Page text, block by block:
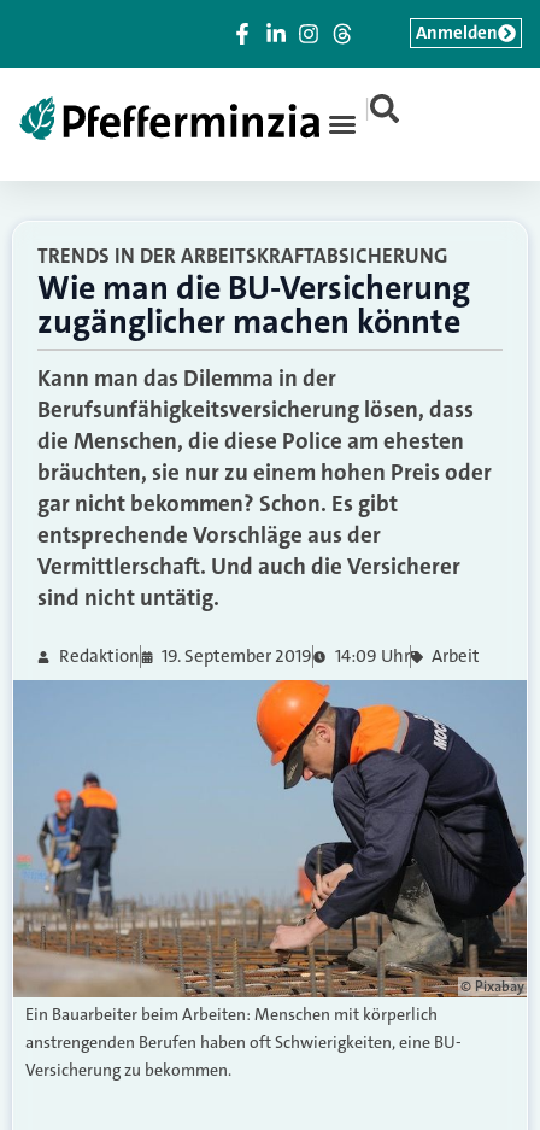
|
Anmelden
TRENDS IN DER ARBEITSKRAFTABSICHERUNG
Wie man die BU-Versicherung
zugänglicher machen könnte
Kann man das Dilemma in der
Berufsunfähigkeitsversicherung lösen, dass
die Menschen, die diese Police am ehesten
bräuchten, sie nur zu einem hohen Preis oder
gar nicht bekommen? Schon. Es gibt
entsprechende Vorschläge aus der
Vermittlerschaft. Und auch die Versicherer
sind nicht untätig.
Redaktion 19. September 2019 14:09 Uhr Arbeit
© Pixabay
Ein Bauarbeiter beim Arbeiten: Menschen mit körperlich
anstrengenden Berufen haben oft Schwierigkeiten, eine BU-
Versicherung zu bekommen.